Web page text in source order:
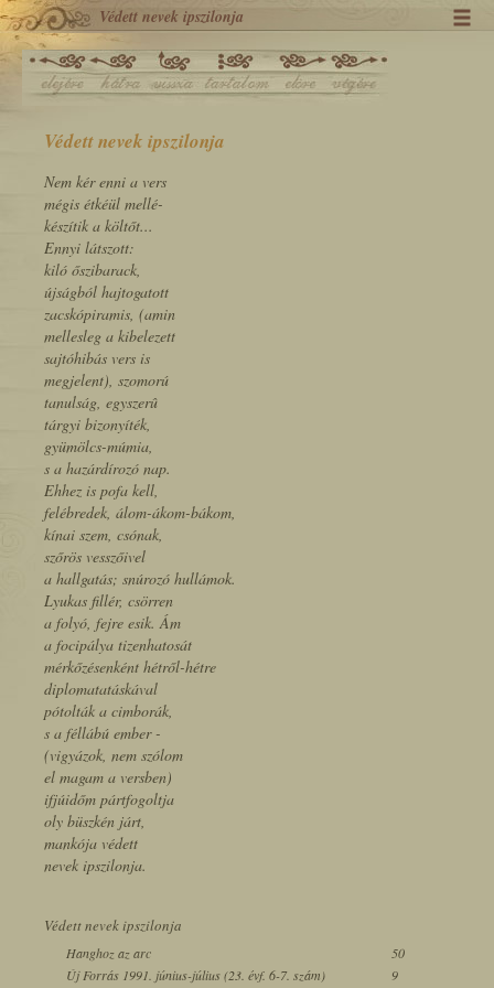
Védett nevek ipszilonja
Védett nevek ipszilonja
Nem kér enni a vers
mégis étkéül mellé-
készítik a költőt...
Ennyi látszott:
kiló őszibarack,
újságból hajtogatott
zacskópiramis, (amin
mellesleg a kibelezett
sajtóhibás vers is
megjelent), szomorú
tanulság, egyszerû
tárgyi bizonyíték,
gyümölcs-múmia,
s a hazárdírozó nap.
Ehhez is pofa kell,
felébredek, álom-ákom-bákom,
kínai szem, csónak,
szőrös vesszőivel
a hallgatás; snúrozó hullámok.
Lyukas fillér, csörren
a folyó, fejre esik. Ám
a focipálya tizenhatosát
mérkőzésenként hétről-hétre
diplomatatáskával
pótolták a cimborák,
s a féllábú ember -
(vigyázok, nem szólom
el magam a versben)
ifjúidőm pártfogoltja
oly büszkén járt,
mankója védett
nevek ipszilonja.
Védett nevek ipszilonja
Hanghoz az arc
50
Új Forrás 1991. június-július (23. évf. 6-7. szám)
9